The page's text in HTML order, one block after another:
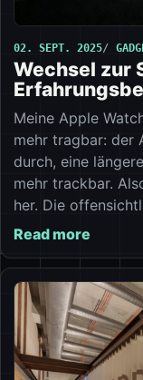
02. SEPT. 2025
Wechsel zur
Meine Apple
mehr tragbar: der
durch, eine
mehr trackbar.
her. Die
Read more